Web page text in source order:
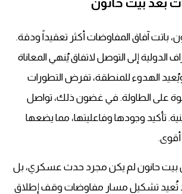
بعد بيت حانون
باتت آفاق المفاوضات أكثر تعقيداً ودقة.
الدولية إلى التوصل لاتفاق يُنهي المعاناة
الهدوء للمنطقة، تفرض التطورات
على الطاولة. في غضون ذلك، تواصل
تأكيد وجودها وفاعليتها، مما يضعها
بيت حانون لم يكن مجرد حدث عسكري، بل
تشكيل مسار مفاوضات وقف إطلاق